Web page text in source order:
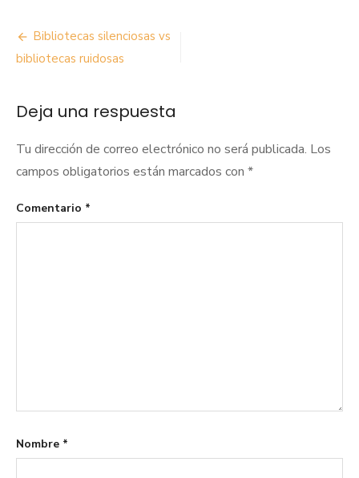
Navegación
de
Bibliotecas silenciosas vs
bibliotecas ruidosas
Deja una respuesta
Tu dirección de correo electrónico no será publicada. Los
campos obligatorios están marcados con *
Comentario *
Nombre *